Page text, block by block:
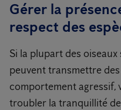
Gérer la
respect des
Si la plupart des
peuvent transmettre
comportement
troubler la tranquillité